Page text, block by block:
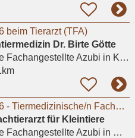
beim Tierarzt (TFA)
Dr. Birte Götte
Fachangestellte Azubi in Krefeld
Ausbildung 2026 - Tiermedizinische/n Fachangestellte/n (m/w/d)
für Kleintiere
Fachangestellte Azubi in Meerbusch, Lank-Latum